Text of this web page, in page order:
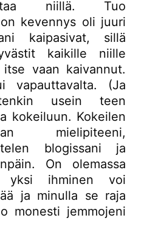
niillä. Tuo
kevennys oli juuri
kaipasivat, sillä
kaikille niille
vaan kaivannut.
vapauttavalta. (Ja
usein teen
kokeiluun. Kokeilen
mielipiteeni,
blogissani ja
On olemassa
ihminen voi
ja minulla se raja
monesti jemmojeni